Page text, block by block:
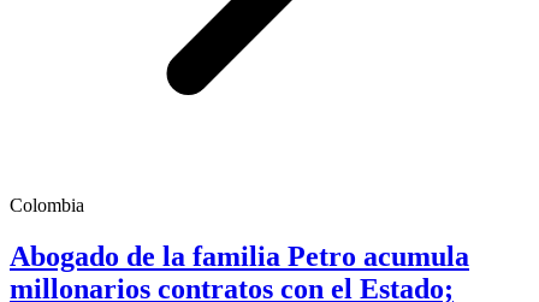
Colombia
Abogado de la familia Petro acumula
millonarios contratos con el Estado;